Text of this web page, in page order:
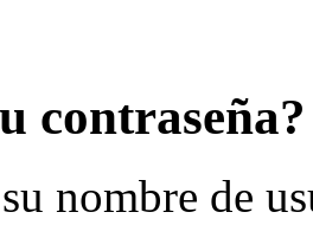
contraseña?
nombre de